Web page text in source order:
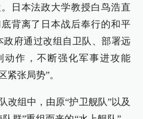
日本法政大学教授白鸟浩直
背离了日本战后奉行的和平
政府通过改组自卫队、部署远
动作，不断强化军事进攻能
紧张局势”。
改组中，由原“护卫舰队”以及